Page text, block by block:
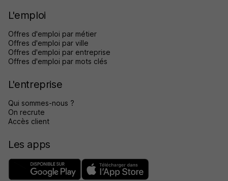
L'emploi
Offres d'emploi par métier
Offres d'emploi par ville
Offres d'emploi par entreprise
Offres d'emploi par mots clés
L'entreprise
Qui sommes-nous ?
On recrute
Accès client
Les apps